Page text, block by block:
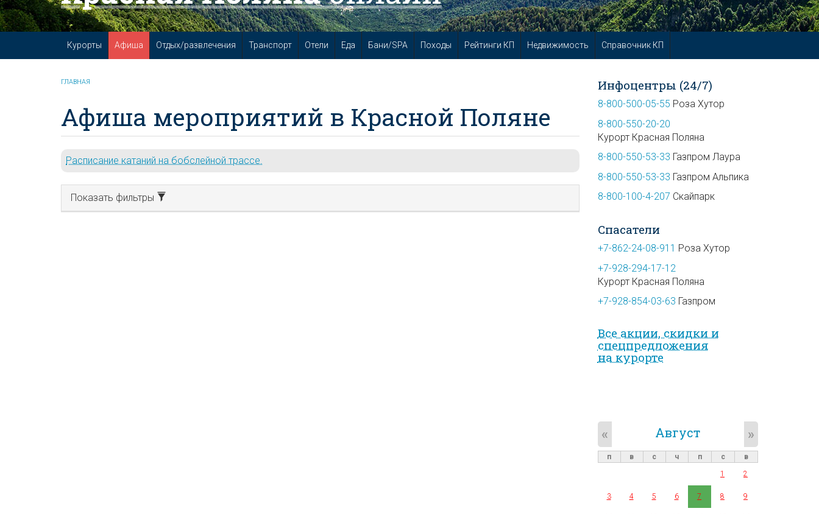
Курорты Афиша Отдых/развлечения Транспорт Отели Еда Бани/SPA Походы Рейтинги КП Недвижимость Справочник КП
ГЛАВНАЯ
Афиша мероприятий в Красной Поляне
Расписание катаний на бобслейной трассе.
Показать фильтры
Инфоцентры (24/7)
8-800-500-05-55 Роза Хутор
8-800-550-20-20
Курорт Красная Поляна
8-800-550-53-33 Газпром Лаура
8-800-550-53-33 Газпром Альпика
8-800-100-4-207 Скайпарк
Спасатели
+7-862-24-08-911 Роза Хутор
+7-928-294-17-12
Курорт Красная Поляна
+7-928-854-03-63 Газпром
Все акции, скидки и
спец­предложе­ния
на курорте
Август
« »
п в с ч п с
в
1
2
3 4 5 6 7 8 9